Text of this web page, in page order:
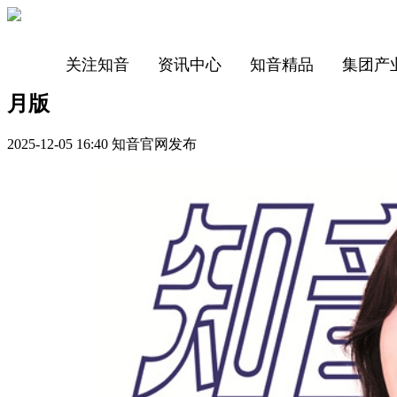
关注知音 资讯中心 知音精品 集团产
月版
2025-12-05 16:40 知音官网发布